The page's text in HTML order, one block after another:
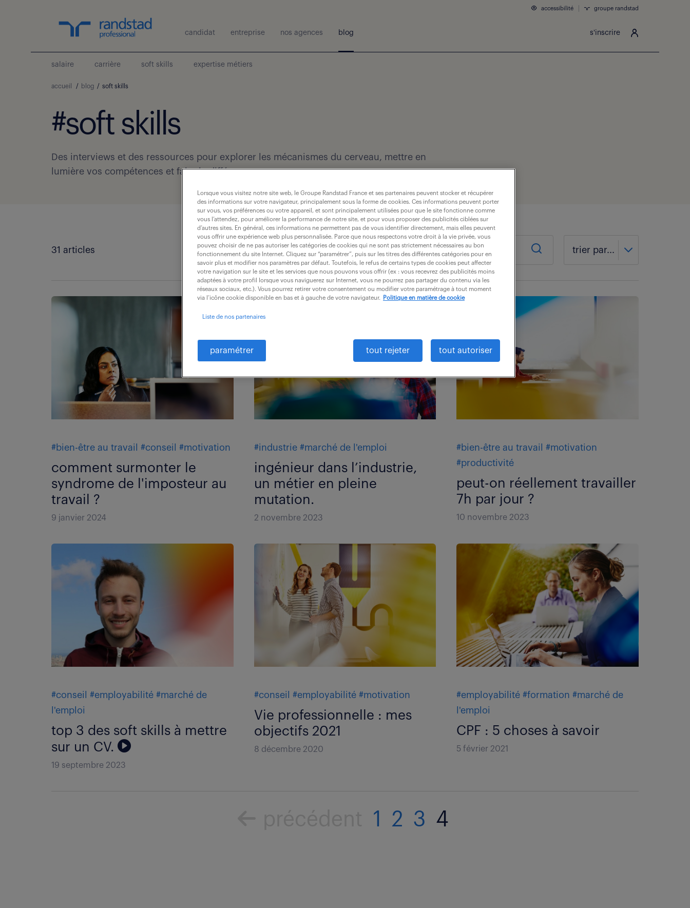
s'inscrire
accessibilité groupe randstad
candidat entreprise nos agences blog
salaire carrière soft skills expertise métiers
accueil / blog / soft skills
#soft skills
Des interviews et des ressources pour explorer les mécanismes du cerveau, mettre en
lumière vos compétences et faire la différence.
31 articles trier par...
#bien-être au travail #conseil #motivation
comment surmonter le
syndrome de l'imposteur au
travail ?
9 janvier 2024
#industrie #marché de l'emploi
ingénieur dans l’industrie,
un métier en pleine
mutation.
2 novembre 2023
#bien-être au travail
#motivation
#productivité
peut-on réellement travailler
7h par jour ?
10 novembre 2023
#conseil #employabilité #marché de
l'emploi
top 3 des soft skills à mettre
sur un CV.
19 septembre 2023
#conseil #employabilité #motivation
Vie professionnelle : mes
objectifs 2021
8 décembre 2020
#employabilité #formation #marché de
l'emploi
CPF : 5 choses à savoir
5 février 2021
1 2 3 4
Lorsque vous visitez notre site web, le Groupe Randstad France et ses partenaires peuvent stocker et récupérer
des informations sur votre navigateur, principalement sous la forme de cookies. Ces informations peuvent porter
sur vous, vos préférences ou votre appareil, et sont principalement utilisées pour que le site fonctionne comme
vous l’attendez, pour améliorer la performance de notre site, et pour vous proposer des publicités ciblées sur
d’autres sites. En général, ces informations ne permettent pas de vous identifier directement, mais elles peuvent
vous offrir une expérience web plus personnalisée. Parce que nous respectons votre droit à la vie privée, vous
pouvez choisir de ne pas autoriser les catégories de cookies qui ne sont pas strictement nécessaires au bon
fonctionnement du site Internet. Cliquez sur “paramétrer”, puis sur les titres des différentes catégories pour en
savoir plus et modifier nos paramètres par défaut. Toutefois, le refus de certains types de cookies peut affecter
votre navigation sur le site et les services que nous pouvons vous offrir (ex : vous recevrez des publicités moins
adaptées à votre profil lorsque vous naviguerez sur Internet, vous ne pourrez pas partager du contenu via les
réseaux sociaux, etc.). Vous pourrez retirer votre consentement ou modifier votre paramétrage à tout moment
via l’icône cookie disponible en bas et à gauche de votre navigateur.
Politique en matière de cookie
Liste de nos partenaires
paramétrer tout rejeter tout autoriser